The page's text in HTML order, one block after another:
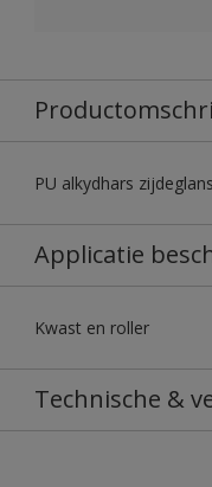
PU alkydhars
Applicatie
Kwast en roller
Technische &